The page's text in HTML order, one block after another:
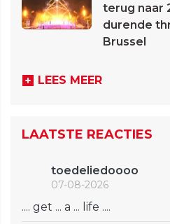
terug naar
durende
Brussel
LEES MEER
LAATSTE REACTIES
toedeliedoooo
07-08-2026
.... get ... a ... life ....